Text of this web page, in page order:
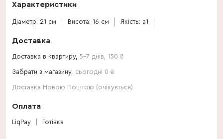
Характеристики
Діаметр: 21 см Висота: 16 см Якість: a1
Доставка
Доставка в квартиру, 5-7 днів 150 ₴
Забрати з магазину, сьогодні 0 ₴
Доставка Новою Поштою (очікується)
Оплата
LiqPay Готівка